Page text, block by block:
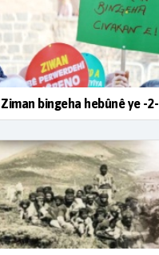
Ziman bingeha hebûnê ye -2-